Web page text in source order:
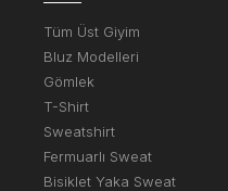
Tüm Üst Giyim
Bluz Modelleri
Gömlek
T-Shirt
Sweatshirt
Fermuarlı Sweat
Bisiklet Yaka Sweat